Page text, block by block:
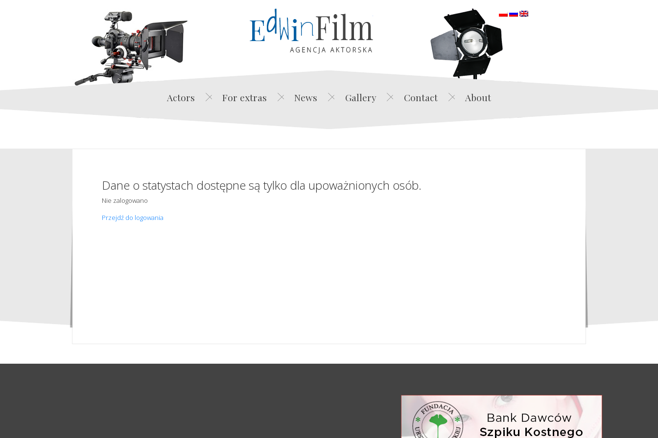
Edwin Film Agencja Aktorska
Actors For extras News Gallery Contact About
Dane o statystach dostępne są tylko dla upoważnionych osób.
Nie zalogowano
Przejdź do logowania